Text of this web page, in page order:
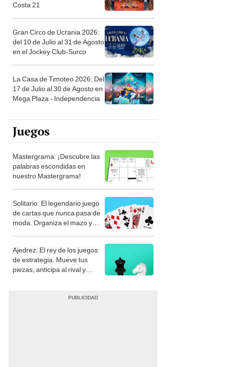
Costa 21
Gran Circo de Ucrania 2026:
del 10 de Julio al 31 de Agosto
en el Jockey Club-Surco
La Casa de Timoteo 2026: Del
17 de Julio al 30 de Agosto en
Mega Plaza - Independencia
Juegos
Mastergrama: ¡Descubre las
palabras escondidas en
nuestro Mastergrama!
Solitario: El legendario juego
de cartas que nunca pasa de
moda. Organiza el mazo y
Ajedrez: El rey de los juegos
de estrategia. Mueve tus
piezas, anticipa al rival y